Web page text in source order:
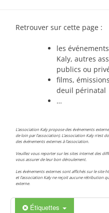
Retrouver sur cette page :
les
Kaly, autres
publics ou
films,
deuil périnatal
…
L’association Kaly propose des événements
de loin par l’association). L’association Kaly
des événements externes à l’association.
Veuillez vous reporter sur les sites internet des
vous assurer de leur bon déroulement.
Les événements externes sont affichés sur le
et l’association Kaly ne reçoit aucune rétribution
externe.
Étiquettes
00:00
04:00
05:00
06:00